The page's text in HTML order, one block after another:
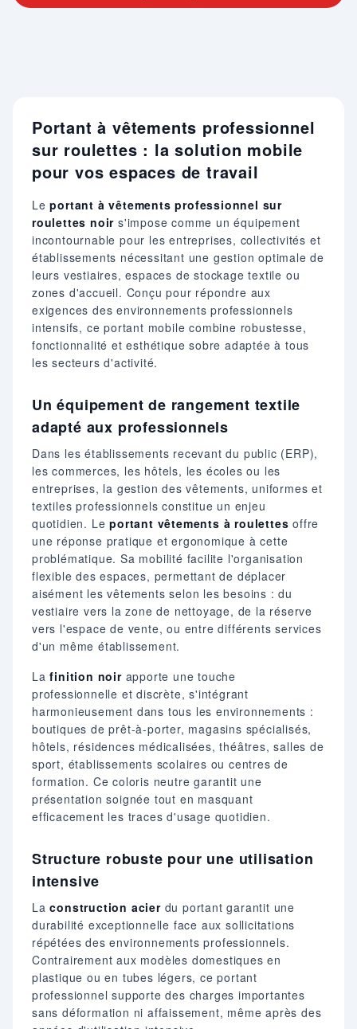
Portant à vêtements professionnel
sur roulettes : la solution mobile
pour vos espaces de travail
Leportant à vêtements professionnel sur
roulettes noir s'impose comme un équipement
incontournable pour les entreprises, collectivités et
établissements nécessitant une gestion optimale de
leurs vestiaires, espaces de stockage textile ou
zones d'accueil. Conçu pour répondre aux
exigences des environnements professionnels
intensifs, ce portant mobile combine robustesse,
fonctionnalité et esthétique sobre adaptée à tous
les secteurs d'activité.
Un équipement de rangement textile
adapté aux professionnels
Dans les établissements recevant du public (ERP),
les commerces, les hôtels, les écoles ou les
entreprises, la gestion des vêtements, uniformes et
textiles professionnels constitue un enjeu
quotidien. Leportant vêtements à roulettes offre
une réponse pratique et ergonomique à cette
problématique. Sa mobilité facilite l'organisation
flexible des espaces, permettant de déplacer
aisément les vêtements selon les besoins : du
vestiaire vers la zone de nettoyage, de la réserve
vers l'espace de vente, ou entre différents services
d'un même établissement.
Lafinition noirapporte une touche
professionnelle et discrète, s'intégrant
harmonieusement dans tous les environnements :
boutiques de prêt-à-porter, magasins spécialisés,
hôtels, résidences médicalisées, théâtres, salles de
sport, établissements scolaires ou centres de
formation. Ce coloris neutre garantit une
présentation soignée tout en masquant
efficacement les traces d'usage quotidien.
Structure robuste pour une utilisation
intensive
Laconstruction acierdu portant garantit une
durabilité exceptionnelle face aux sollicitations
répétées des environnements professionnels.
Contrairement aux modèles domestiques en
plastique ou en tubes légers, ce portant
professionnel supporte des charges importantes
sans déformation ni affaissement, même après des